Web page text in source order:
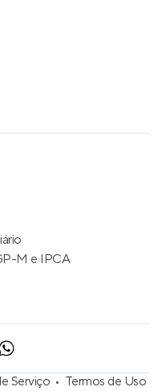
M e IPCA
Serviço
Termos de Uso